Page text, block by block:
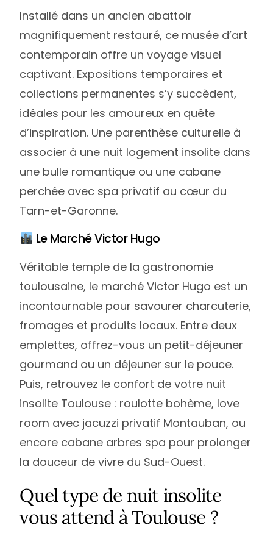
Installé dans un ancien abattoir
magnifiquement restauré, ce musée d’art
contemporain offre un voyage visuel
captivant. Expositions temporaires et
collections permanentes s’y succèdent,
idéales pour les amoureux en quête
d’inspiration. Une parenthèse culturelle à
associer à une nuit logement insolite dans
une bulle romantique ou une cabane
perchée avec spa privatif au cœur du
Tarn-et-Garonne.
Le Marché Victor Hugo
Véritable temple de la gastronomie
toulousaine, le marché Victor Hugo est un
incontournable pour savourer charcuterie,
fromages et produits locaux. Entre deux
emplettes, offrez-vous un petit-déjeuner
gourmand ou un déjeuner sur le pouce.
Puis, retrouvez le confort de votre nuit
insolite Toulouse : roulotte bohème, love
room avec jacuzzi privatif Montauban, ou
encore cabane arbres spa pour prolonger
la douceur de vivre du Sud-Ouest.
Quel type de nuit insolite
vous attend à Toulouse ?